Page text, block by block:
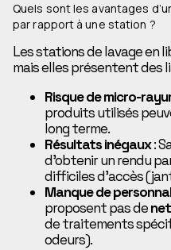
Quels sont les avantages
par rapport à une station ?
Les stations de lavage en
mais elles présentent des
Risque de micro-
produits utilisés
long terme.
Résultats inégaux:
d’obtenir un rendu
difficiles d’accès
Manque de
proposent pas de
de traitements
odeurs).